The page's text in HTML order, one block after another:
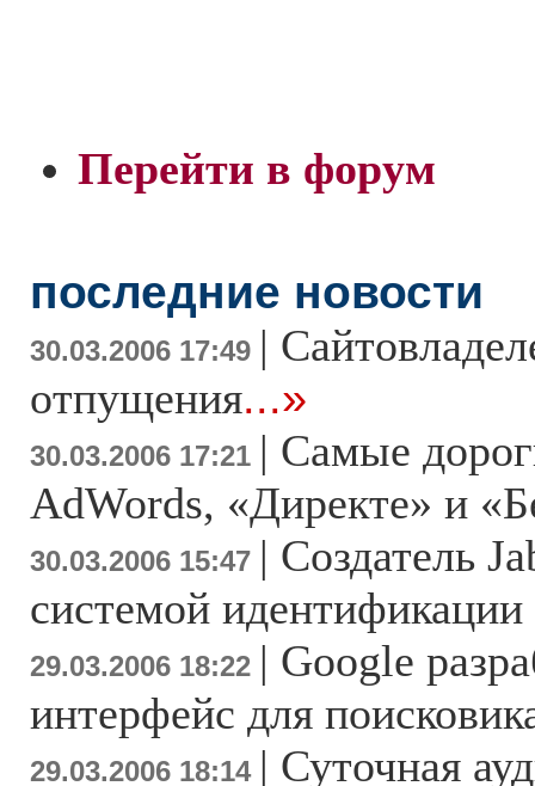
Перейти в форум
последние новости
30.03.2006 17:49 |
отпущения...»
30.03.2006 17:21 | Самые
AdWords, «Директе» и
30.03.2006 15:47 | Создатель
системой идентификации
29.03.2006 18:22 | Google
интерфейс для
29.03.2006 18:14 | Суточная